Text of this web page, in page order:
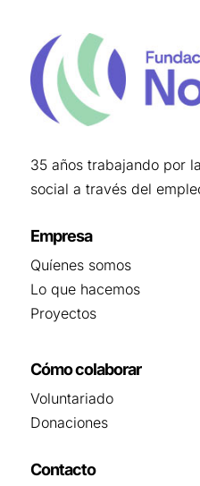
35 años trabajando por
social a través del
Empresa
Quíenes somos
Lo que hacemos
Proyectos
Cómo colaborar
Voluntariado
Donaciones
Contacto